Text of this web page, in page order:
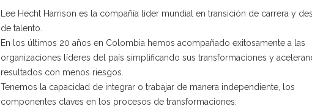
Lee Hecht Harrison es la compañía líder mundial en transición de carrera y
de talento.
En los últimos 20 años en Colombia hemos acompañado exitosamente a las
organizaciones líderes del país simplificando sus transformaciones y
resultados con menos riesgos.
Tenemos la capacidad de integrar o trabajar de manera independiente, los
componentes claves en los procesos de transformaciones: